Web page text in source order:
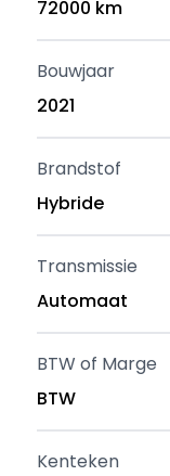
72000 km
Bouwjaar
2021
Brandstof
Hybride
Transmissie
Automaat
BTW of Marge
BTW
Kenteken